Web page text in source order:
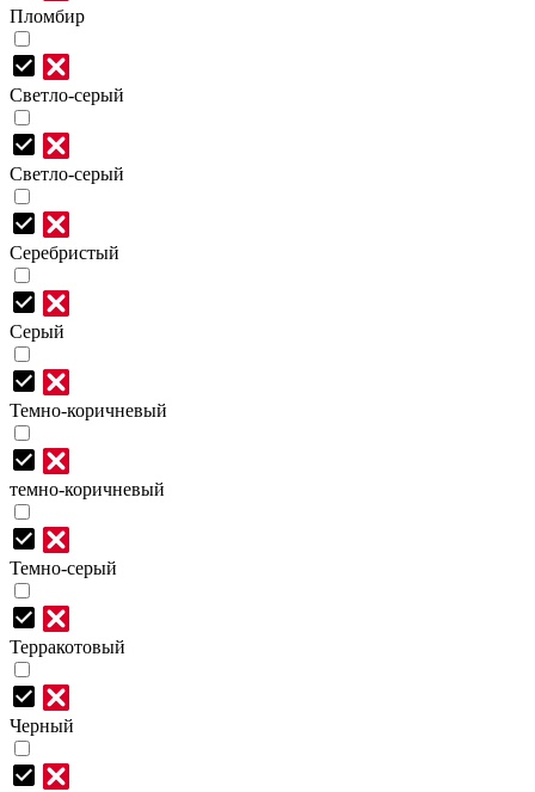
Пломбир
Светло-серый
Светло-серый
Серебристый
Серый
Темно-коричневый
темно-коричневый
Темно-серый
Терракотовый
Черный